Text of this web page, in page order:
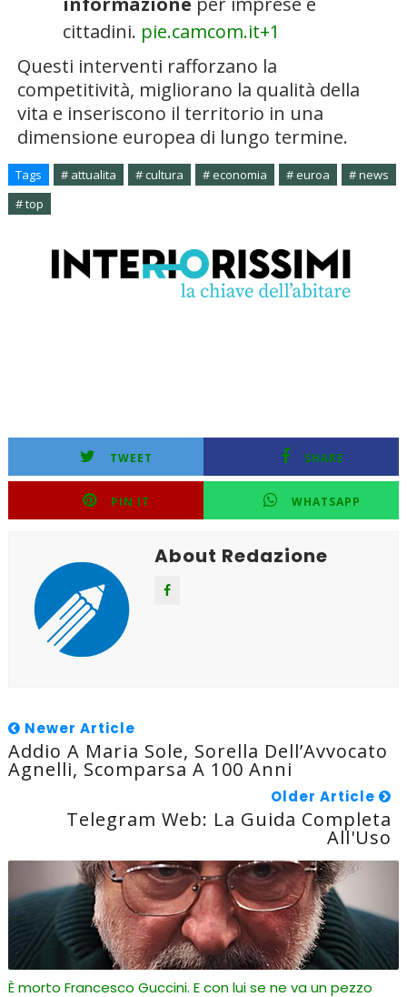
cittadini. pie.camcom.it+1
Questi interventi rafforzano la
competitività, migliorano la qualità della
vita e inseriscono il territorio in una
dimensione europea di lungo termine.
Tags # attualita # cultura # economia # euroa
# news
# top
TWEET SHARE
PIN IT WHATSAPP
About Redazione
Newer Article
Addio A Maria Sole, Sorella Dell’Avvocato
Agnelli, Scomparsa A 100 Anni
Older Article
Telegram Web: La Guida Completa
All'Uso
È morto Francesco Guccini. E con lui se ne va un pezzo